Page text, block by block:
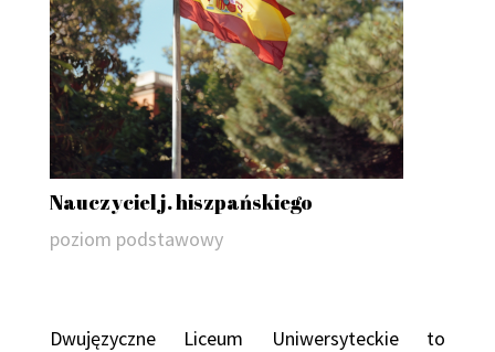
Nauczyciel j. hiszpańskiego
poziom podstawowy
Dwujęzyczne Liceum Uniwersyteckie to